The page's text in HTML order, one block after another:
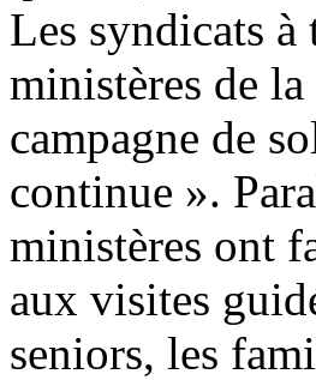
Les syndicats
ministères de
campagne de
continue ».
ministères ont
aux visites
seniors, les